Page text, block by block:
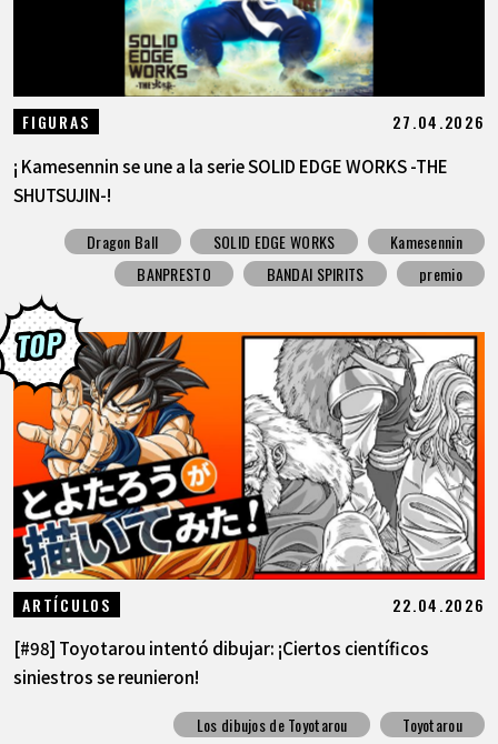
FIGURAS 27.04.2026
¡ Kamesennin se une a la serie SOLID EDGE WORKS -THE
SHUTSUJIN-!
Dragon Ball SOLID EDGE WORKS
Kamesennin
BANPRESTO
BANDAI SPIRITS premio
ARTÍCULOS 22.04.2026
[#98] Toyotarou intentó dibujar: ¡Ciertos científicos
siniestros se reunieron!
Los dibujos de Toyotarou Toyotarou